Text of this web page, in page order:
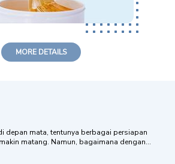
MORE DETAILS
depan mata, tentunya berbagai persiapan
matang. Namun, bagaimana dengan